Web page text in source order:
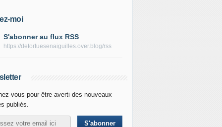
moi
S'abonner au flux RSS
https://detortuesenaiguilles.over.blog/rss
vous pour être averti des nouveaux
publiés.